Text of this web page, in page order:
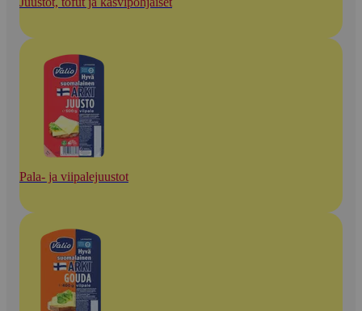
Pala- ja viipalejuustot